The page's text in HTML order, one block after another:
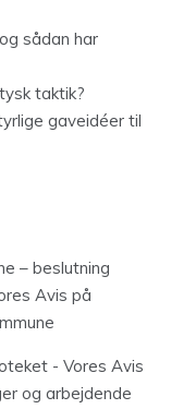
sådan har
taktik?
gaveidéer til
– beslutning
Avis på
- Vores Avis
og arbejdende